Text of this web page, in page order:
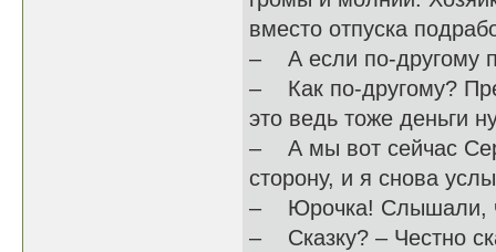
вместо отпуска
– А если по-другому
– Как по-другому?
это ведь тоже деньги
– А мы вот сейчас
сторону, и я снова
– Юрочка! Слышали,
– Сказку? – Честно